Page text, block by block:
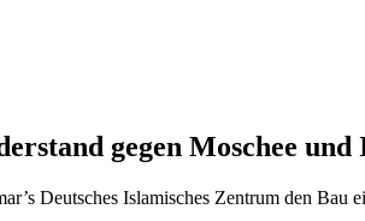
gegen Moschee
Deutsches Islamisches Zentrum den